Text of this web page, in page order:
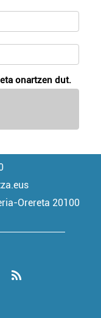
onartzen dut.
Orereta 20100